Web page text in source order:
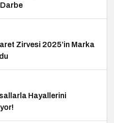
Darbe
Zirvesi 2025’in Marka
Hayallerini